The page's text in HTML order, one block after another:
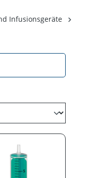
Infusionsgeräte